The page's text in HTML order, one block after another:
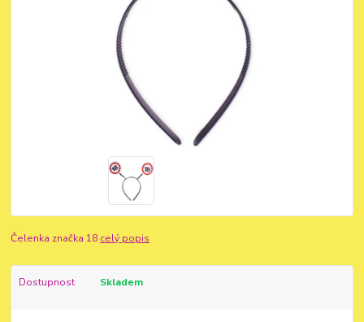
Čelenka značka 18 celý popis
Dostupnost Skladem